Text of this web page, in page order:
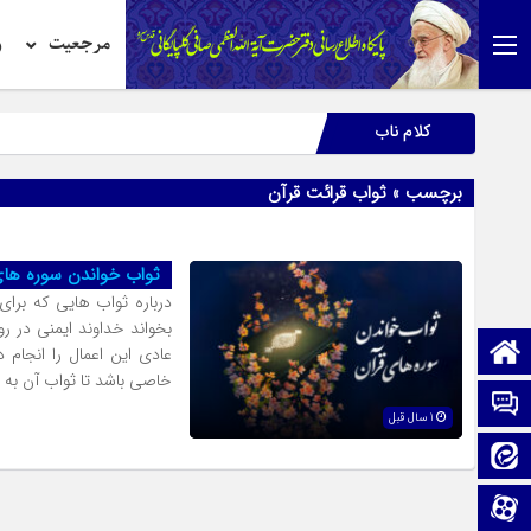
مرجعیت
صفحه نخست
تماس با ما
کلام ناب
برچسب » ثواب قرائت قرآن
ثواب خواندن سوره
درباره ثواب هایى که
بخواند خداوند ایمنى
عادى این اعمال را
خاصى باشد تا ثواب آن به